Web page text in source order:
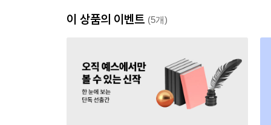
이 상품의 이벤트 (5개)